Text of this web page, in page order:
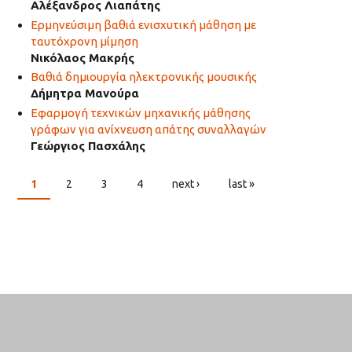
Αλέξανδρος Λιαπάτης
Ερμηνεύσιμη βαθιά ενισχυτική μάθηση με
ταυτόχρονη μίμηση
Νικόλαος Μακρής
Βαθιά δημιουργία ηλεκτρονικής μουσικής
Δήμητρα Μανούρα
Εφαρμογή τεχνικών μηχανικής μάθησης
γράφων για ανίχνευση απάτης συναλλαγών
Γεώργιος Πασχάλης
PAGES
1 2 3 4 next › last »